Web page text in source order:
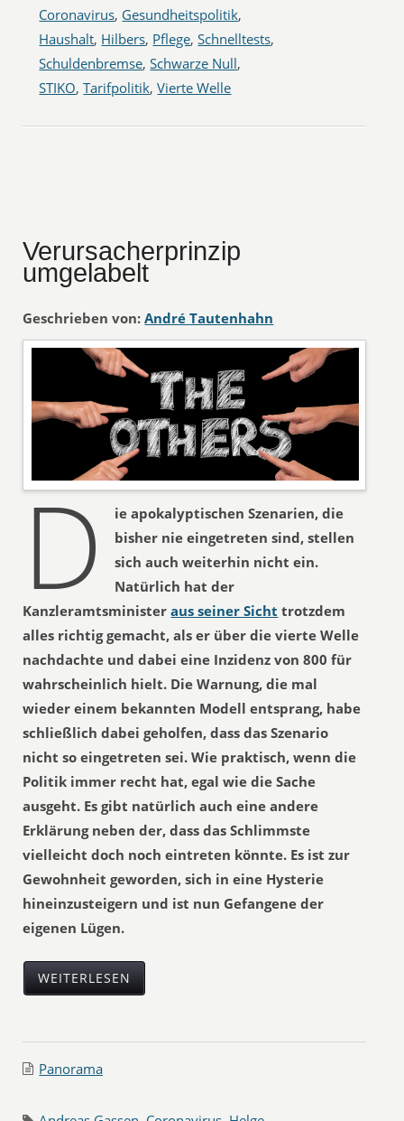
Coronavirus, Gesundheitspolitik,
Haushalt, Hilbers, Pflege,Schnelltests,
Schuldenbremse,Schwarze Null,
STIKO,Tarifpolitik,Vierte Welle
Verursacherprinzip
umgelabelt
Geschrieben von: André Tautenhahn
D
ie apokalyptischen Szenarien, die
bisher nie eingetreten sind, stellen
sich auch weiterhin nicht ein.
Natürlich hat der
Kanzleramtsministeraus seiner Sicht trotzdem
alles richtig gemacht, als er über die vierte Welle
nachdachte und dabei eine Inzidenz von 800 für
wahrscheinlich hielt. Die Warnung, die mal
wieder einem bekannten Modell entsprang, habe
schließlich dabei geholfen, dass das Szenario
nicht so eingetreten sei. Wie praktisch, wenn die
Politik immer recht hat, egal wie die Sache
ausgeht. Es gibt natürlich auch eine andere
Erklärung neben der, dass das Schlimmste
vielleicht doch noch eintreten könnte. Es ist zur
Gewohnheit geworden, sich in eine Hysterie
hineinzusteigern und ist nun Gefangene der
eigenen Lügen.
WEITERLESEN
Panorama